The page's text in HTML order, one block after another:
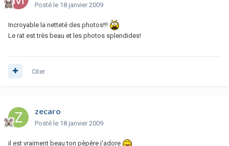
Posté le 18 janvier 2009
Incroyable la netteté des photos!!!
Le rat est très beau et les photos splendides!
Citer
zecaro
Posté le 18 janvier 2009
il est vraiment beau ton pèpère j'adore